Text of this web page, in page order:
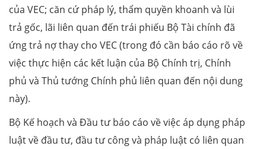
của VEC; căn cứ pháp lý, thẩm quyền khoanh và lùi
trả gốc, lãi liên quan đến trái phiếu Bộ Tài chính đã
ứng trả nợ thay cho VEC (trong đó cần báo cáo rõ về
việc thực hiện các kết luận của Bộ Chính trị, Chính
phủ và Thủ tướng Chính phủ liên quan đến nội dung
này).
Bộ Kế hoạch và Đầu tư báo cáo về việc áp dụng pháp
luật về đầu tư, đầu tư công và pháp luật có liên quan